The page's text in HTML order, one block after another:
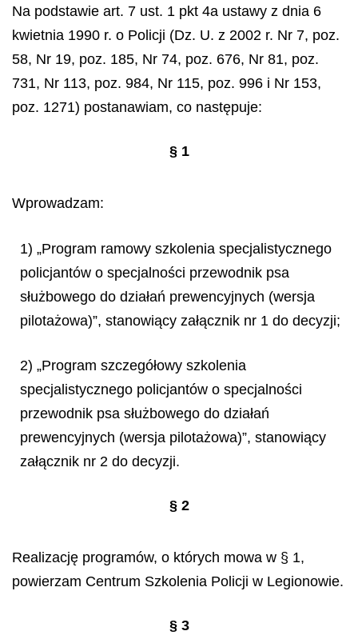
Na podstawie art. 7 ust. 1 pkt 4a ustawy z dnia 6
kwietnia 1990 r. o Policji (Dz. U. z 2002 r. Nr 7, poz.
58, Nr 19, poz. 185, Nr 74, poz. 676, Nr 81, poz.
731, Nr 113, poz. 984, Nr 115, poz. 996 i Nr 153,
poz. 1271) postanawiam, co następuje:
§1
Wprowadzam:
1) „Program ramowy szkolenia specjalistycznego
policjantów o specjalności przewodnik psa
służbowego do działań prewencyjnych (wersja
pilotażowa)”, stanowiący załącznik nr 1 do decyzji;
2) „Program szczegółowy szkolenia
specjalistycznego policjantów o specjalności
przewodnik psa służbowego do działań
prewencyjnych (wersja pilotażowa)”, stanowiący
załącznik nr 2 do decyzji.
§2
Realizację programów, o których mowa w § 1,
powierzam Centrum Szkolenia Policji w Legionowie.
§3